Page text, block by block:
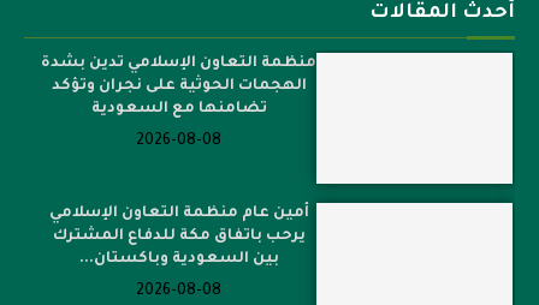
أحدث المقالات
منظمة التعاون الإسلامي تدين بشدة
الهجمات الحوثية على نجران وتؤكد
تضامنها مع السعودية
2026-08-08
أمين عام منظمة التعاون الإسلامي
يرحب باتفاق مكة للدفاع المشترك
بين السعودية وباكستان...
2026-08-08